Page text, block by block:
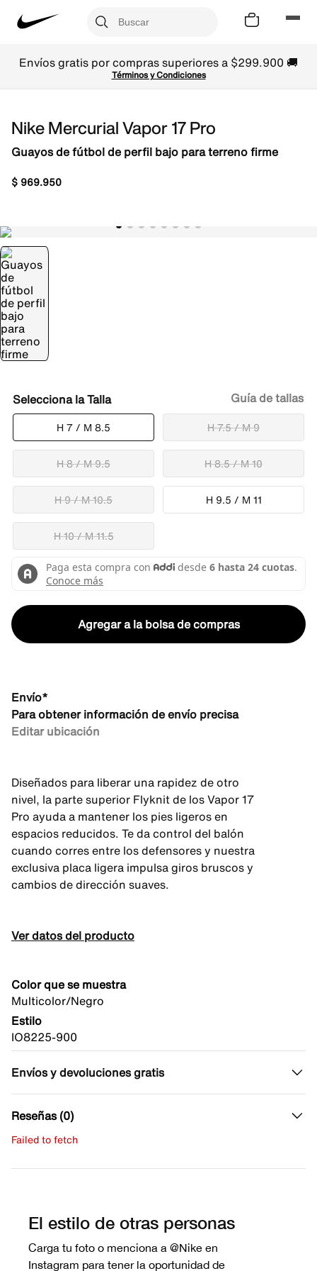
Envíos gratis por compras superiores a $299.900 🚚
Términos y Condiciones
Nike Mercurial Vapor 17 Pro
Guayos de fútbol de perfil bajo para terreno firme
$ 969.950
Talla
H 7 / M 8.5 H 7.5 / M 9
H 8 / M 9.5 H 8.5 / M 10
H 9 / M 10.5 H 9.5 / M 11
H 10 / M 11.5
Guía de tallas
Agregar a la bolsa de compras
Envío*
Para obtener información de envío precisa
Editar ubicación
Diseñados para liberar una rapidez de otro
nivel, la parte superior Flyknit de los Vapor 17
Pro ayuda a mantener los pies ligeros en
espacios reducidos. Te da control del balón
cuando corres entre los defensores y nuestra
exclusiva placa ligera impulsa giros bruscos y
cambios de dirección suaves.
Ver datos del producto
Color que se muestra
Multicolor/Negro
Estilo
IO8225-900
Envíos y devoluciones gratis
Reseñas (0)
Failed to fetch